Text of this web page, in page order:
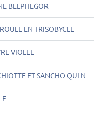
BELPHEGOR
EN TRISOBYCLE
VIOLEE
ET SANCHO QUI N